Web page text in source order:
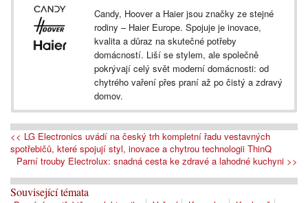
Candy, Hoover a Haier jsou značky ze stejné
rodiny – Haier Europe. Spojuje je inovace,
kvalita a důraz na skutečné potřeby
domácností. Liší se stylem, ale společně
pokrývají celý svět moderní domácnosti: od
chytrého vaření přes praní až po čistý a zdravý
domov.
<< LG Electronics uvádí na český trh kompletní řadu vestavných
spotřebičů, které spojují styl, inovace a chytrou technologii ThinQ
Parní trouby Electrolux: snadná cesta ke zdravé a lahodné kuchyni >>
Související témata